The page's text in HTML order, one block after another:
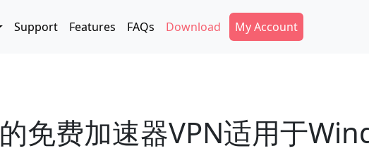
Support Features FAQs Download Secondary Menu
My Account
免费加速器VPN适用于